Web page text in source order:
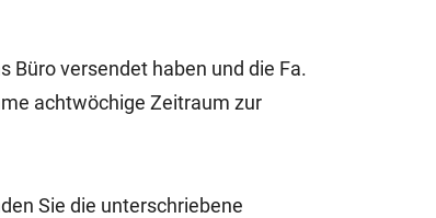
Büro versendet haben und die Fa.
achtwöchige Zeitraum zur
Sie die unterschriebene